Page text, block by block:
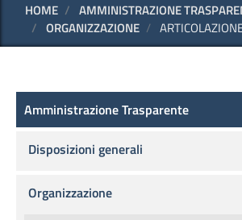
HOME
AMMINISTRAZIONE
ORGANIZZAZIONE
Amministrazione Trasparente
Amministrazione Trasparente
Disposizioni generali
Organizzazione